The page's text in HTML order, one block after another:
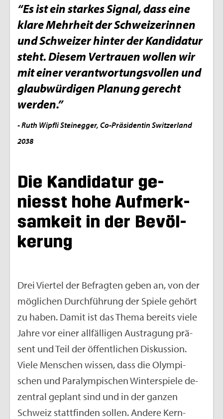
“Es ist ein star­kes Si­gnal, dass eine
klare Mehr­heit der Schwei­ze­rin­nen
und Schwei­zer hin­ter der Kan­di­da­tur
steht. Die­sem Ver­trau­en wol­len wir
mit einer ver­ant­wor­tungs­vol­len und
glaub­wür­di­gen Pla­nung ge­recht
wer­den.”
- Ruth Wipf­li Stein­eg­ger, Co-Prä­si­den­tin Swit­zer­land
2038
Die Kan­di­da­tur ge­
niesst hohe Auf­merk­
sam­keit in der Be­völ­
ke­rung
Drei Vier­tel der Be­frag­ten geben an, von der
mög­li­chen Durch­füh­rung der Spie­le ge­hört
zu haben. Damit ist das Thema be­reits viele
Jahre vor einer all­fäl­li­gen Aus­tra­gung prä­
sent und Teil der öf­fent­li­chen Dis­kus­si­on.
Viele Men­schen wis­sen, dass die Olym­pi­
schen und Pa­ralym­pi­schen Win­ter­spie­le de­
zen­tral ge­plant sind und in der gan­zen
Schweiz statt­fin­den sol­len. An­de­re Kern­